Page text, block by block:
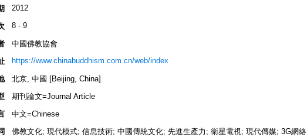
2012
8 - 9
中國佛教協會
https://www.chinabuddhism.com.cn/web/index
北京, 中國 [Beijing, China]
期刊論文=Journal Article
中文=Chinese
佛教文化; 現代模式; 信息技術; 中國傳統文化; 先進生產力; 衛星電視; 現代傳媒; 3G網絡